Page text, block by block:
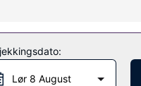
Lør 8 August